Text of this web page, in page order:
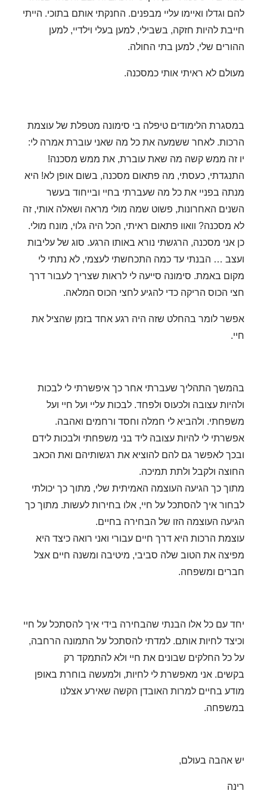
להם וגדלו ואיימו עליי מבפנים. החנקתי אותם בתוכי. הייתי
חייבת להיות חזקה, בשבילי, למען בעלי וילדיי, למען
ההורים שלי, למען בתי החולה.
מעולם לא ראיתי אותי כמסכנה.
במסגרת הלימודים טיפלה בי סימונה מטפלת של עוצמת
הרכות. לאחר ששמעה את כל מה שאני עוברת אמרה לי:
יו זה ממש קשה מה שאת עוברת, את ממש מסכנה!
התנגדתי, כעסתי, מה פתאום מסכנה, בשום אופן לא! היא
מנתה בפניי את כל מה שעברתי בחיי ובייחוד בעשר
השנים האחרונות, פשוט שמה מולי מראה ושאלה אותי, זה
לא מסכנה? וואוו פתאום ראיתי, הכל היה גלוי, מונח מולי.
כן אני מסכנה, הרגשתי נורא באותו הרגע. סוג של עליבות
ועצב … הבנתי עד כמה התכחשתי לעצמי, לא נתתי לי
מקום באמת. סימונה סייעה לי לראות שצריך לעבור דרך
חצי הכוס הריקה כדי להגיע לחצי הכוס המלאה.
אפשר לומר בהחלט שזה היה רגע אחד בזמן שהציל את
חיי.
בהמשך התהליך שעברתי אחר כך איפשרתי לי לבכות
ולהיות עצובה ולכעוס ולפחד. לבכות עליי ועל חיי ועל
משפחתי. ולהביא לי חמלה וחסד ורחמים ואהבה.
אפשרתי לי להיות עצובה ליד בני משפחתי ולבכות לידם
ובכך לאפשר גם להם להוציא את רגשותיהם ואת הכאב
החוצה ולקבל ולתת תמיכה.
מתוך כך הגיעה העוצמה האמיתית שלי, מתוך כך יכולתי
לבחור איך להסתכל על חיי, אלו בחירות לעשות. מתוך כך
הגיעה העוצמה הזו של הבחירה בחיים.
עוצמת הרכות היא דרך חיים עבורי ואני רואה כיצד היא
מפיצה את הטוב שלה סביבי, מיטיבה ומשנה חיים אצל
חברים ומשפחה.
יחד עם כל אלו הבנתי שהבחירה בידי איך להסתכל על חיי
וכיצד לחיות אותם. למדתי להסתכל על התמונה הרחבה,
על כל החלקים שבונים את חיי ולא להתמקד רק
בקשים. אני מאפשרת לי לחיות, ולמעשה בוחרת באופן
מודע בחיים למרות האובדן הקשה שאירע אצלנו
במשפחה.
יש אהבה בעולם,
רינה